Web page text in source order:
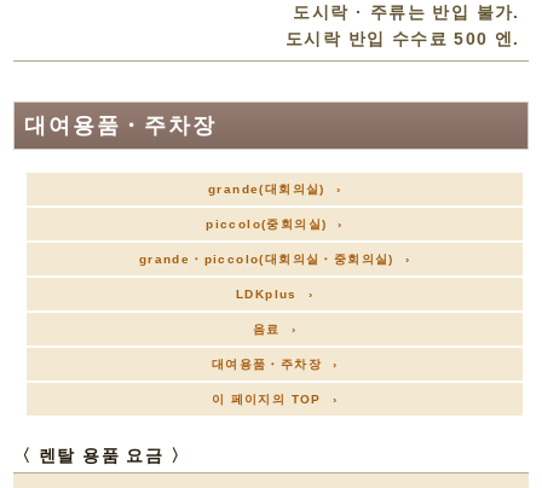
도시락 · 주류는 반입 불가.
도시락 반입 수수료 500 엔.
대여용품・주차장
grande(대회의실) ›
piccolo(중회의실) ›
grande・piccolo(대회의실・중회의실) ›
LDKplus ›
음료 ›
대여용품・주차장 ›
이 페이지의 TOP ›
〈 렌탈 용품 요금 〉